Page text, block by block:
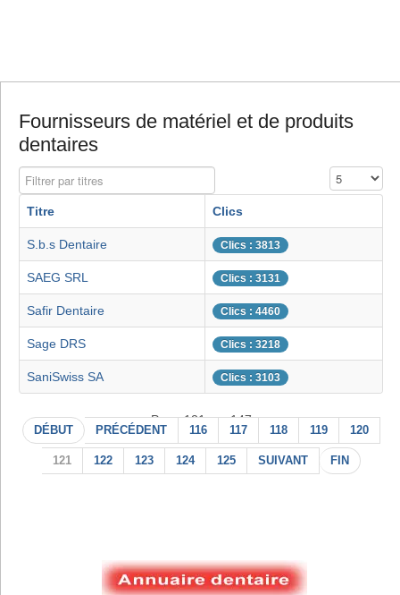
Fournisseurs de matériel et de produits
dentaires
Filtrer par titres Affichage #
Titre Clics
S.b.s Dentaire Clics : 3813
SAEG SRL Clics : 3131
Safir Dentaire Clics : 4460
Sage DRS Clics : 3218
SaniSwiss SA Clics : 3103
Page 121 sur 147
DÉBUT PRÉCÉDENT 116 117 118 119 120
121 122 123 124 125 SUIVANT FIN